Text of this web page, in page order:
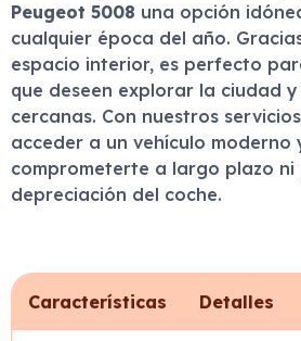
Peugeot 5008 una opción
cualquier época del año.
espacio interior, es perfecto
que deseen explorar la ciudad
cercanas. Con nuestros
acceder a un vehículo moderno
comprometerte a largo plazo
depreciación del coche.
Características Detalles